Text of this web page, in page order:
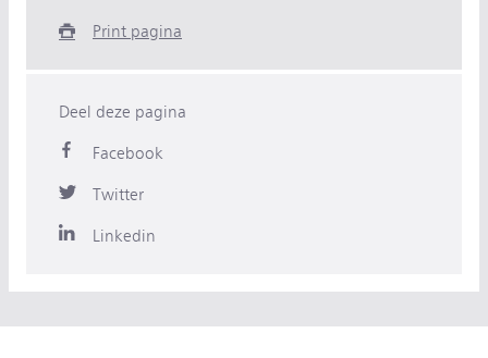
Print pagina
Deel deze pagina
Facebook
Twitter
Linkedin